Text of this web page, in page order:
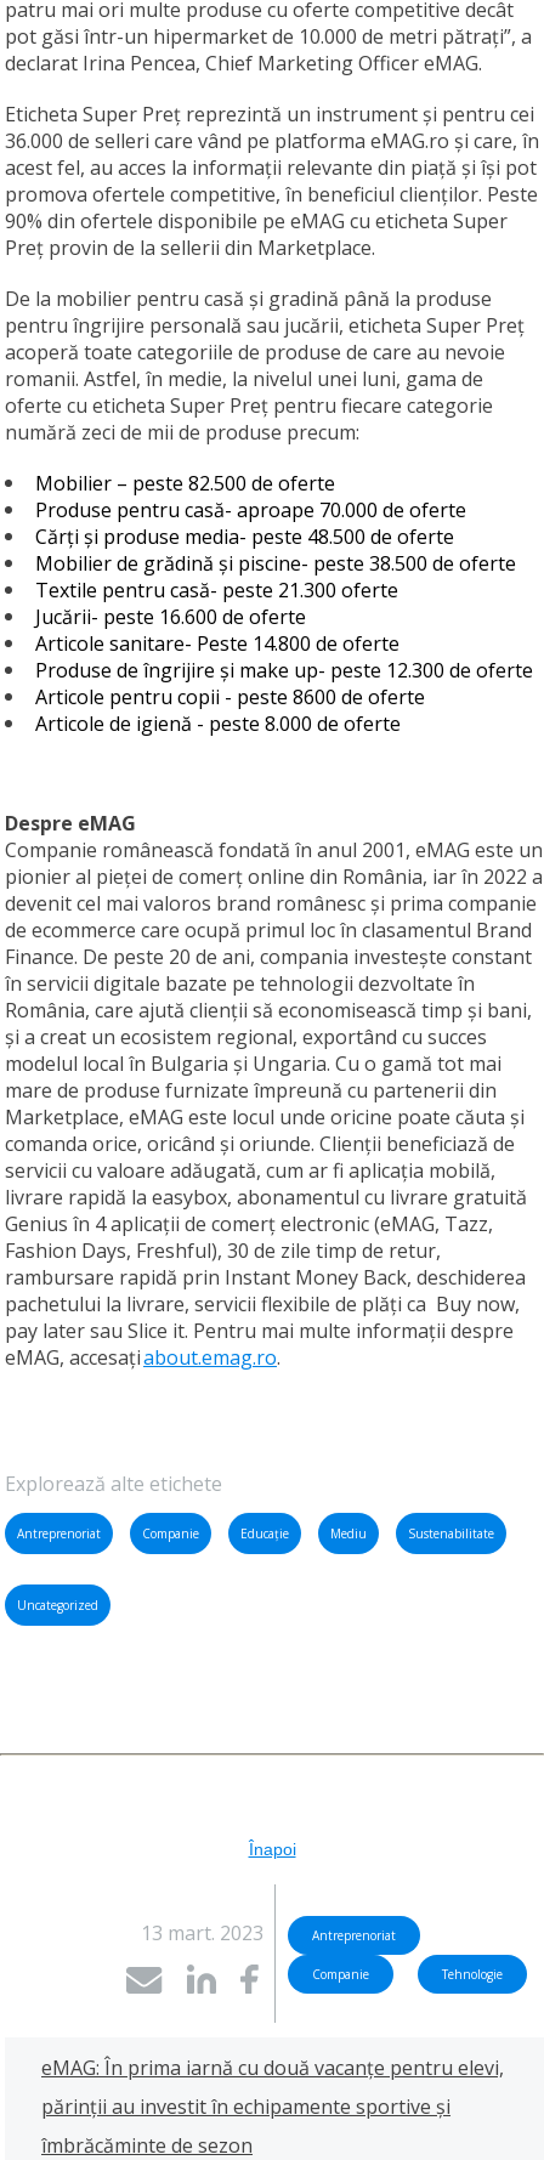
patru mai ori multe produse cu oferte competitive decât
pot găsi într-un hipermarket de 10.000 de metri pătrați”, a
declarat Irina Pencea, Chief Marketing Officer eMAG.
Eticheta Super Preț reprezintă un instrument și pentru cei
36.000 de selleri care vând pe platforma eMAG.ro și care, în
acest fel, au acces la informații relevante din piață și își pot
promova ofertele competitive, în beneficiul clienților. Peste
90% din ofertele disponibile pe eMAG cu eticheta Super
Preț provin de la sellerii din Marketplace.
De la mobilier pentru casă și gradină până la produse
pentru îngrijire personală sau jucării, eticheta Super Preț
acoperă toate categoriile de produse de care au nevoie
romanii. Astfel, în medie, la nivelul unei luni, gama de
oferte cu eticheta Super Preț pentru fiecare categorie
numără zeci de mii de produse precum:
Mobilier – peste 82.500 de oferte
Produse pentru casă- aproape 70.000 de oferte
Cărți și produse media- peste 48.500 de oferte
Mobilier de grădină și piscine- peste 38.500 de oferte
Textile pentru casă- peste 21.300 oferte
Jucării- peste 16.600 de oferte
Articole sanitare- Peste 14.800 de oferte
Produse de îngrijire și make up- peste 12.300 de oferte
Articole pentru copii - peste 8600 de oferte
Articole de igienă - peste 8.000 de oferte
Despre eMAG
Companie românească fondată în anul 2001, eMAG este un
pionier al pieţei de comerţ online din România, iar în 2022 a
devenit cel mai valoros brand românesc şi prima companie
de ecommerce care ocupă primul loc în clasamentul Brand
Finance. De peste 20 de ani, compania investește constant
în servicii digitale bazate pe tehnologii dezvoltate în
România, care ajută clienții să economisească timp și bani,
și a creat un ecosistem regional, exportând cu succes
modelul local în Bulgaria și Ungaria. Cu o gamă tot mai
mare de produse furnizate împreună cu partenerii din
Marketplace, eMAG este locul unde oricine poate căuta și
comanda orice, oricând și oriunde. Clienții beneficiază de
servicii cu valoare adăugată, cum ar fi aplicația mobilă,
livrare rapidă la easybox, abonamentul cu livrare gratuită
Genius în 4 aplicații de comerț electronic (eMAG, Tazz,
Fashion Days, Freshful), 30 de zile timp de retur,
rambursare rapidă prin Instant Money Back, deschiderea
pachetului la livrare, servicii flexibile de plăți ca Buy now,
pay later sau Slice it. Pentru mai multe informații despre
eMAG, accesațiabout.emag.ro.
Explorează alte etichete
Antreprenoriat Companie Educație Mediu Sustenabilitate
Uncategorized
Înapoi
13 mart. 2023 Antreprenoriat
Companie Tehnologie
eMAG: În prima iarnă cu două vacanțe pentru elevi,
părinții au investit în echipamente sportive și
îmbrăcăminte de sezon